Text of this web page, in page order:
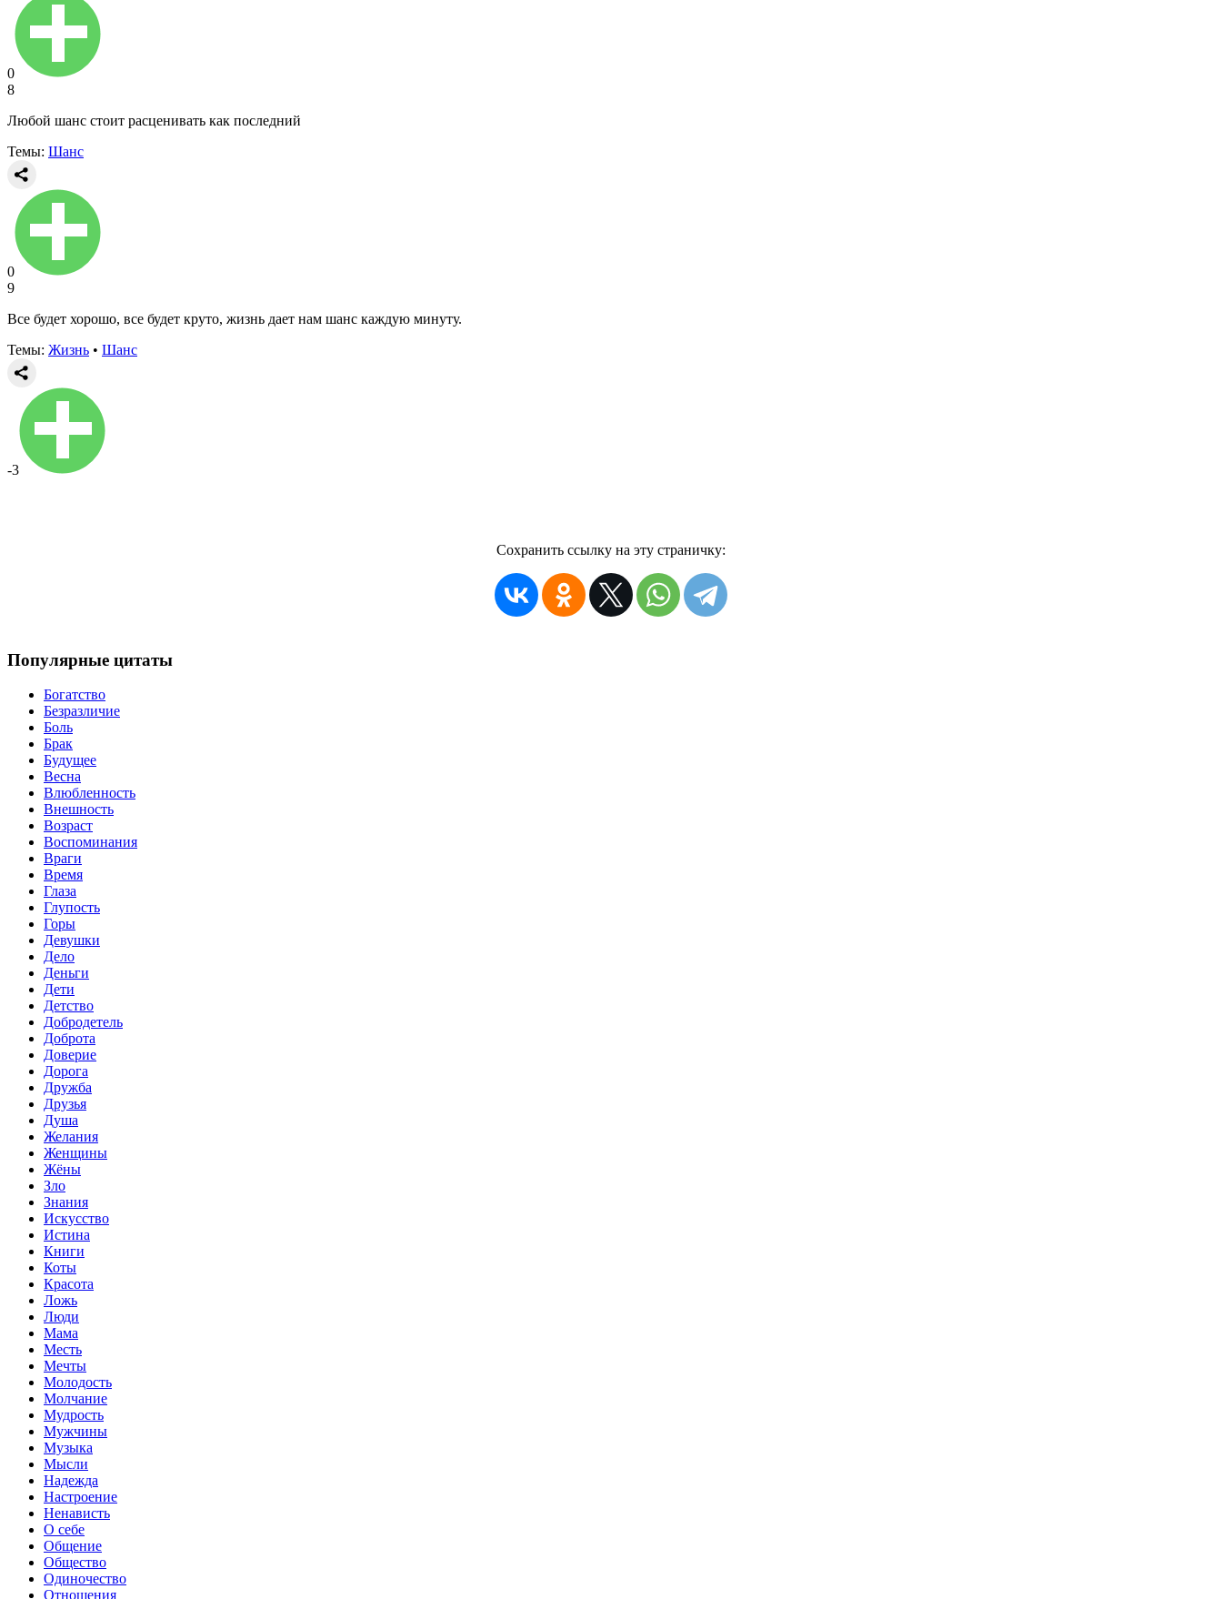
0
8
Любой шанс стоит расценивать как последний
Темы: Шанс
0
9
Все будет хорошо, все будет круто, жизнь дает нам шанс каждую минуту.
Темы: Жизнь • Шанс
-3
Сохранить ссылку на эту страничку:
Популярные цитаты
Богатство
Безразличие
Боль
Брак
Будущее
Весна
Влюбленность
Внешность
Возраст
Воспоминания
Враги
Время
Глаза
Глупость
Горы
Девушки
Дело
Деньги
Дети
Детство
Добродетель
Доброта
Доверие
Дорога
Дружба
Друзья
Душа
Желания
Женщины
Жёны
Зло
Знания
Искусство
Истина
Книги
Коты
Красота
Ложь
Люди
Мама
Месть
Мечты
Молодость
Молчание
Мудрость
Мужчины
Музыка
Мысли
Надежда
Настроение
Ненависть
О себе
Общение
Общество
Одиночество
Отношения